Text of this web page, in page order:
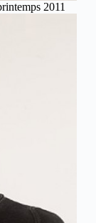
2011